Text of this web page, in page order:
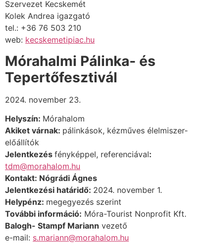
Szervezet Kecskemét
Kolek Andrea igazgató
tel.: +36 76 503 210
web: kecskemetipiac.hu
Mórahalmi Pálinka- és
Tepertőfesztivál
2024. november 23.
Helyszín: Mórahalom
Akiket várnak: pálinkások, kézműves élelmiszer-
előállítók
Jelentkezés fényképpel, referenciával:
tdm@morahalom.hu
Kontakt: Nógrádi Ágnes
Jelentkezési határidő: 2024. november 1.
Helypénz: megegyezés szerint
További információ: Móra-Tourist Nonprofit Kft.
Balogh- Stampf Mariann vezető
e-mail: s.mariann@morahalom.hu